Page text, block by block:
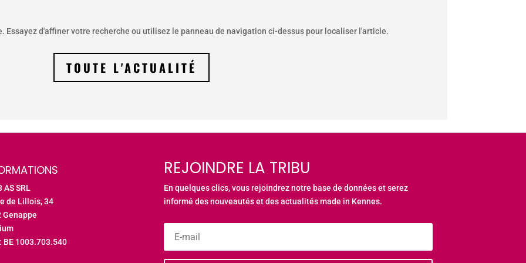
Essayez d'affiner votre recherche ou utilisez le panneau de navigation ci-dessus pour localiser l'article.
TOUTE L'ACTUALITÉ
AS SRL
de Lillois, 34
Genappe
BE 1003.703.540
REJOINDRE LA TRIBU
En quelques clics, vous rejoindrez notre base de données et serez
informé des nouveautés et des actualités made in Kennes.